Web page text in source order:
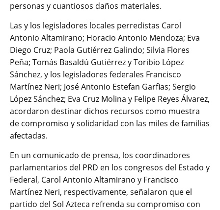
personas y cuantiosos daños materiales.
Las y los legisladores locales perredistas Carol
Antonio Altamirano; Horacio Antonio Mendoza; Eva
Diego Cruz; Paola Gutiérrez Galindo; Silvia Flores
Peña; Tomás Basaldú Gutiérrez y Toribio López
Sánchez, y los legisladores federales Francisco
Martínez Neri; José Antonio Estefan Garfias; Sergio
López Sánchez; Eva Cruz Molina y Felipe Reyes Álvarez,
acordaron destinar dichos recursos como muestra
de compromiso y solidaridad con las miles de familias
afectadas.
En un comunicado de prensa, los coordinadores
parlamentarios del PRD en los congresos del Estado y
Federal, Carol Antonio Altamirano y Francisco
Martínez Neri, respectivamente, señalaron que el
partido del Sol Azteca refrenda su compromiso con